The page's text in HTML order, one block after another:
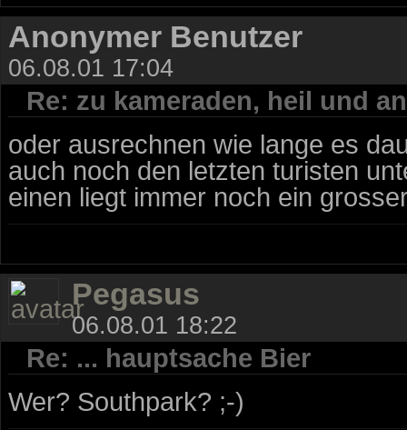
Anonymer Benutzer
06.08.01 17:04
Re: zu kameraden, heil und
oder ausrechnen wie lange es
auch noch den letzten turisten
einen liegt immer noch ein
Pegasus
06.08.01 18:22
Re: ... hauptsache Bier
Wer? Southpark? ;-)